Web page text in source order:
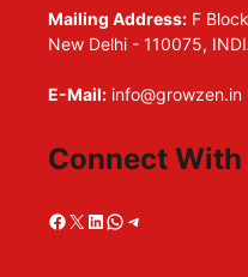
Mailing Address: F
New Delhi - 110075,
E-Mail: info@growzen.in
Connect With
Facebook
X LinkedIn
WhatsApp
Telegram